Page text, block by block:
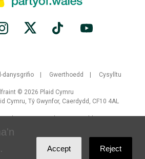
danysgrifio Gwerthoedd Cysylltu
© 2026 Plaid Cymru
Cymru, Tŷ Gwynfor, Caerdydd, CF10 4AL
Accept Reject